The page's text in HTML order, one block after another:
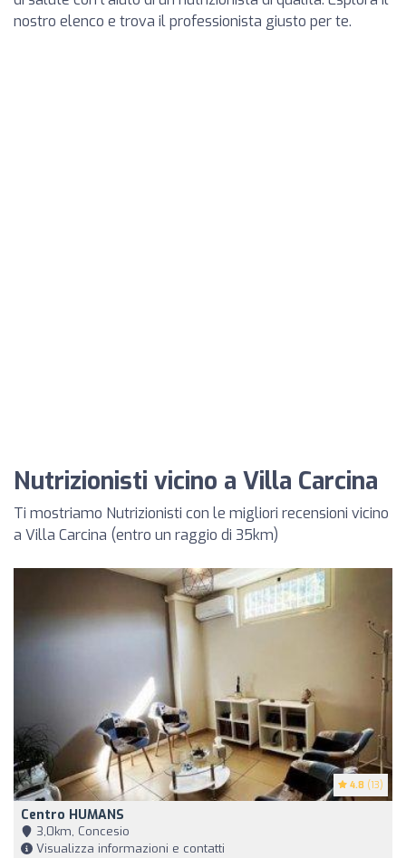
nostro elenco e trova il professionista giusto per te.
Nutrizionisti vicino a Villa Carcina
Ti mostriamo Nutrizionisti con le migliori recensioni vicino
a Villa Carcina (entro un raggio di 35km)
4.8 (13)
Centro HUMANS
3,0km, Concesio
Visualizza informazioni e contatti